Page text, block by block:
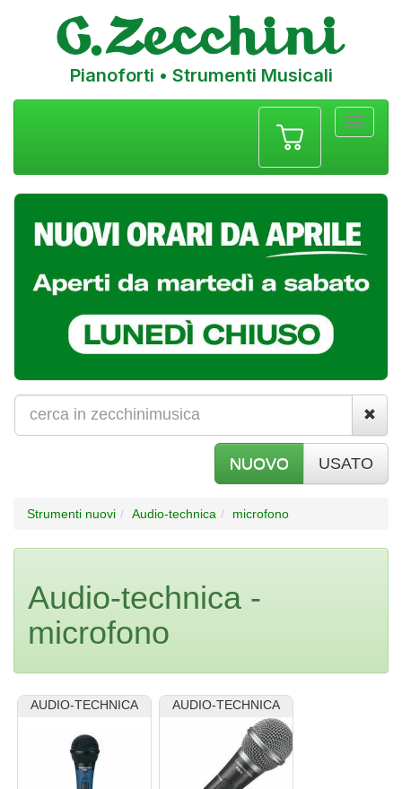
Pianoforti • Strumenti Musicali
NUOVO USATO
Strumenti nuovi Audio-technica microfono
Audio-technica -
microfono
AUDIO-TECHNICA AUDIO-TECHNICA